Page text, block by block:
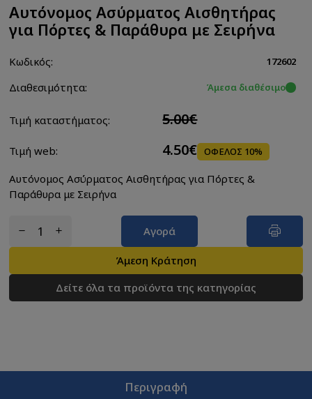
Αυτόνομος Ασύρματος Αισθητήρας
για Πόρτες & Παράθυρα με Σειρήνα
Κωδικός: 172602
Διαθεσιμότητα: Άμεσα διαθέσιμο
Τιμή καταστήματος: 5.00€
Τιμή web: 4.50€ ΟΦΕΛΟΣ 10%
Αυτόνομος Ασύρματος Αισθητήρας για Πόρτες &
Παράθυρα με Σειρήνα
Αγορά
Άμεση Κράτηση
Δείτε όλα τα προϊόντα της κατηγορίας
Περιγραφή